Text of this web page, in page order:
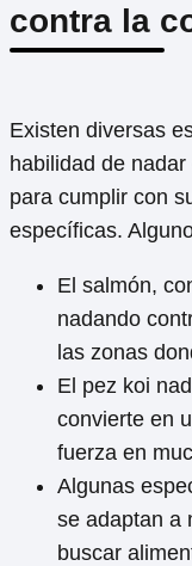
contra la
Existen diversas
habilidad de
para cumplir con
específicas.
El salmón,
nadando
las zonas
El pez koi
convierte en
fuerza en
Algunas
se adaptan a
buscar